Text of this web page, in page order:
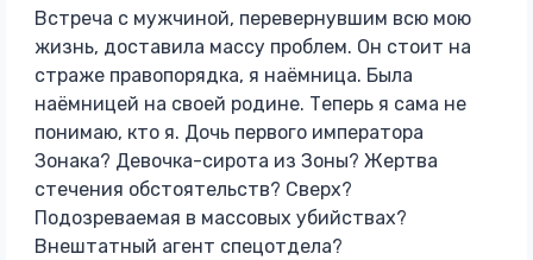
Встреча с мужчиной, перевернувшим всю мою
жизнь, доставила массу проблем. Он стоит на
страже правопорядка, я наёмница. Была
наёмницей на своей родине. Теперь я сама не
понимаю, кто я. Дочь первого императора
Зонака? Девочка-сирота из Зоны? Жертва
стечения обстоятельств? Сверх?
Подозреваемая в массовых убийствах?
Внештатный агент спецотдела?